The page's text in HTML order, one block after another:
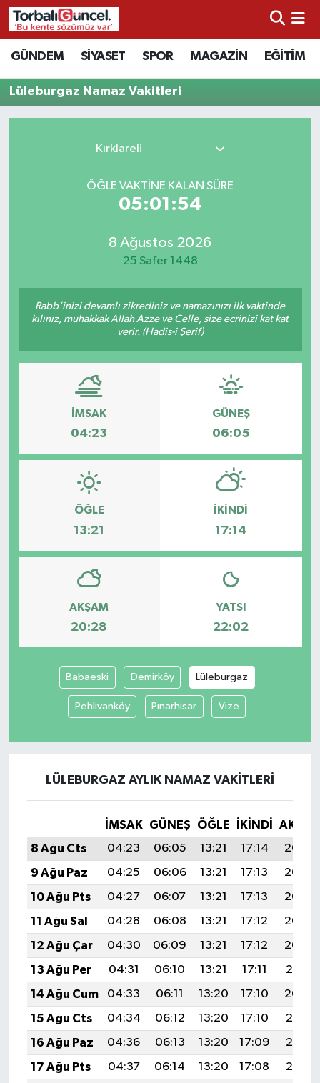
GÜNDEM SİYASET SPOR MAGAZİN EĞİTİM
Lüleburgaz Namaz Vakitleri
Kırklareli
ÖĞLE VAKTİNE KALAN SÜRE
05:01:54
8 Ağustos 2026
25 Safer 1448
Rabb’inizi devamlı zikrediniz ve namazınızı ilk vaktinde
kılınız, muhakkak Allah Azze ve Celle, size ecrinizi kat kat
verir. (Hadis-i Şerif)
İMSAK
04:23
GÜNEŞ
06:05
ÖĞLE
13:21
İKINDI
17:14
AKŞAM
20:28
YATSI
22:02
Babaeski Demirköy Lüleburgaz
Pehlivanköy Pınarhisar Vize
LÜLEBURGAZ AYLIK NAMAZ VAKITLERI
İMSAK GÜNEŞ ÖĞLE İKINDI
8 Ağu Cts
04:23 06:05 13:21 17:14
20:28
9 Ağu Paz
04:25 06:06 13:21 17:13
20:26
10 Ağu Pts
04:27 06:07 13:21 17:13
20:25
11 Ağu Sal
04:28 06:08 13:21 17:12
20:24
12 Ağu Çar
04:30 06:09 13:21 17:12
20:22
13 Ağu Per
04:31 06:10 13:21 17:11
20:21
14 Ağu Cum
04:33 06:11 13:20 17:10
20:20
15 Ağu Cts
04:34 06:12 13:20 17:10
20:18
16 Ağu Paz
04:36 06:13 13:20 17:09
20:17
17 Ağu Pts
04:37 06:14 13:20 17:08
20:15
İzmir Nöbetçi Eczaneler
İzmir Hava Durumu
İzmir Trafik Yoğunluk Haritası
Süper Lig Puan Durumu ve Fikstür
Tüm Manşetler
Haber Arşivi